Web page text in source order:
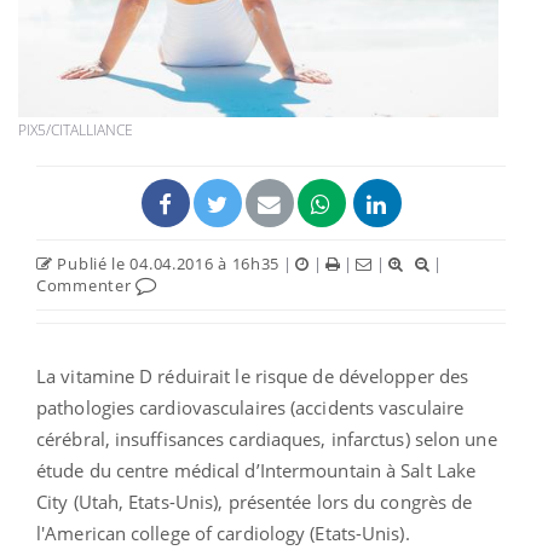
PIX5/CITALLIANCE
Publié le 04.04.2016 à 16h35 | | | |
|
Commenter
La vitamine D réduirait le risque de développer des
pathologies cardiovasculaires (accidents vasculaire
cérébral, insuffisances cardiaques, infarctus) selon une
étude du centre médical d’Intermountain à Salt Lake
City (Utah, Etats-Unis), présentée lors du congrès de
l'American college of cardiology (Etats-Unis).